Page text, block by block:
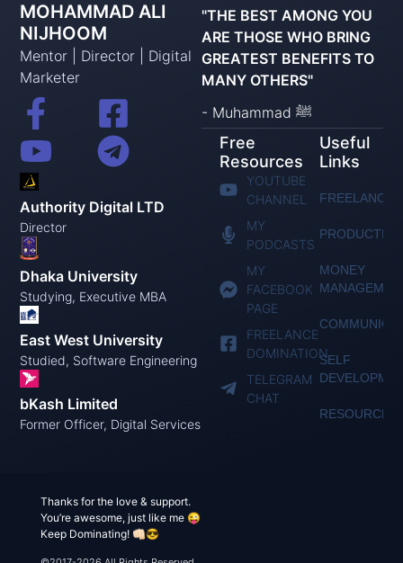
MOHAMMAD ALI
NIJHOOM
Mentor | Director | Digital
Marketer
Authority Digital LTD
Director
Dhaka University
Studying, Executive MBA
East West University
Studied, Software Engineering
bKash Limited
Former Officer, Digital Services
"THE BEST AMONG YOU
ARE THOSE WHO BRING
GREATEST BENEFITS TO
MANY OTHERS"
- Muhammad ﷺ
Free
Resources
YOUTUBE
CHANNEL
MY
PODCASTS
MY
FACEBOOK
PAGE
FREELANCE
DOMINATION
TELEGRAM
CHAT
Useful
Links
MONEY
SELF
RESOURCES
Thanks for the love & support.
You’re awesome, just like me 😜
Keep Dominating! 👊🏻😎